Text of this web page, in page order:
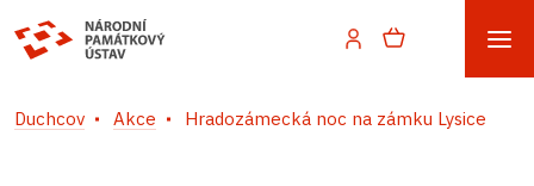
Duchcov Akce Hradozámecká noc na zámku Lysice